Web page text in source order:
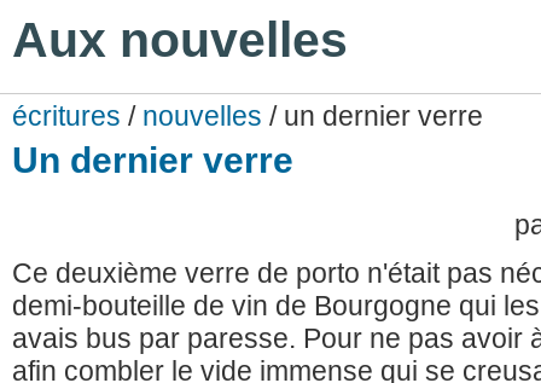
Aux nouvelles
écritures / nouvelles / un dernier verre
Un dernier verre
Ce deuxième verre de porto n'était pas
demi-bouteille de vin de Bourgogne qui
avais bus par paresse. Pour ne pas avoir
afin combler le vide immense qui se